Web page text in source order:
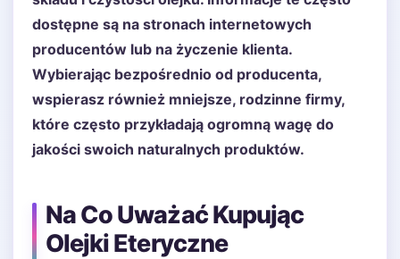
dostępne są na stronach internetowych
producentów lub na życzenie klienta.
Wybierając bezpośrednio od producenta,
wspierasz również mniejsze, rodzinne firmy,
które często przykładają ogromną wagę do
jakości swoich naturalnych produktów.
Na Co Uważać Kupując
Olejki Eteryczne